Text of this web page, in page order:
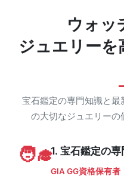
ウォッ
ジュエリーを
宝石鑑定の専門知識と
の大切なジュエリーの
1. 宝石鑑定の
GIA GG資格保有者